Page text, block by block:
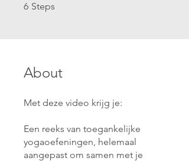
6 Steps
About
Met deze video krijg je:
Een reeks van toegankelijke
yogaoefeningen, helemaal
aangepast om samen met je